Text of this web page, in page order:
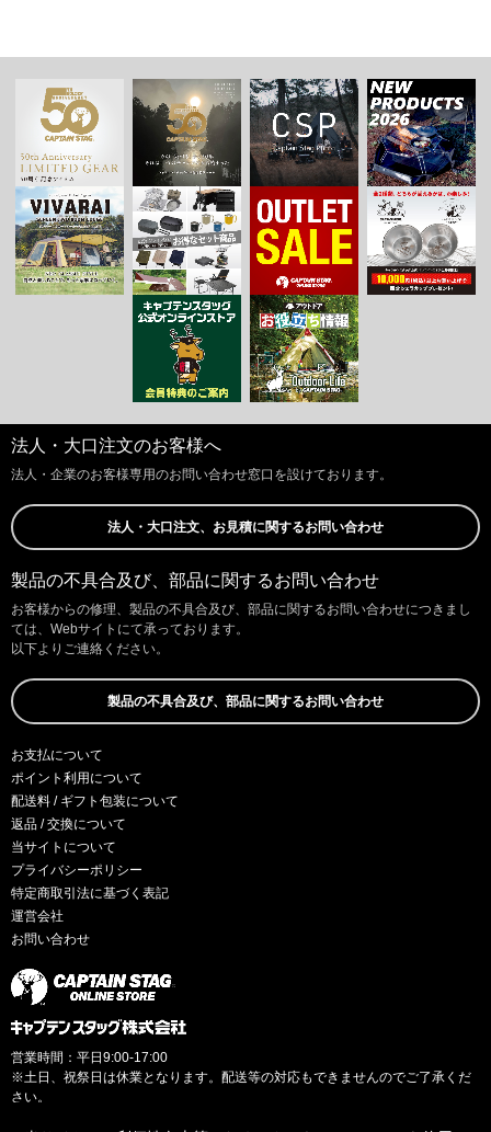
法人・大口注文のお客様へ
法人・企業のお客様専用のお問い合わせ窓口を設けております。
法人・大口注文、お見積に関するお問い合わせ
製品の不具合及び、部品に関するお問い合わせ
お客様からの修理、製品の不具合及び、部品に関するお問い合わせにつきまし
ては、Webサイトにて承っております。
以下よりご連絡ください。
製品の不具合及び、部品に関するお問い合わせ
お支払について
ポイント利用について
配送料 / ギフト包装について
返品 / 交換について
当サイトについて
プライバシーポリシー
特定商取引法に基づく表記
運営会社
お問い合わせ
営業時間：平日9:00-17:00
※土日、祝祭日は休業となります。配送等の対応もできませんのでご了承くだ
さい。